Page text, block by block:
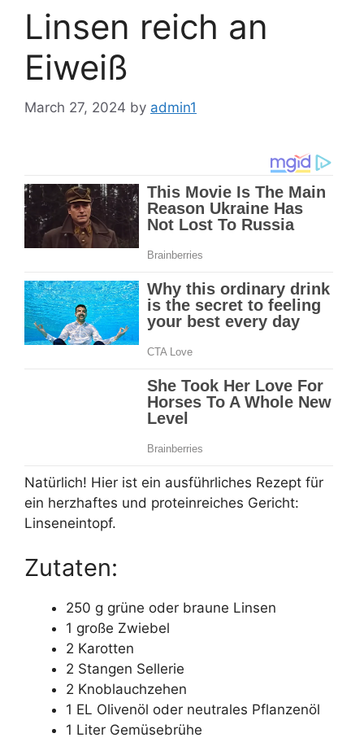
Linsen reich an
Eiweiß
March 27, 2024 by admin1
Natürlich! Hier ist ein ausführliches Rezept für
ein herzhaftes und proteinreiches Gericht:
Linseneintopf.
Zutaten:
250 g grüne oder braune Linsen
1 große Zwiebel
2 Karotten
2 Stangen Sellerie
2 Knoblauchzehen
1 EL Olivenöl oder neutrales Pflanzenöl
1 Liter Gemüsebrühe